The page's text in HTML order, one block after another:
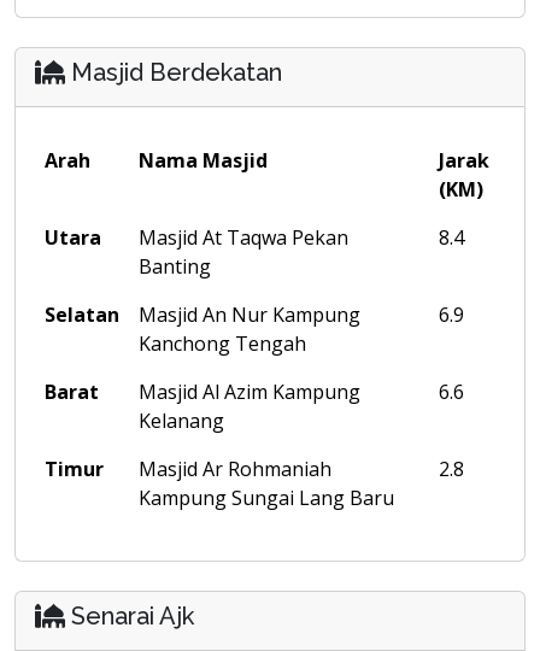
Masjid Berdekatan
Arah Nama Masjid
Jarak
(KM)
Utara
Masjid At Taqwa Pekan
Banting
8.4
Selatan
Masjid An Nur Kampung
Kanchong Tengah
6.9
Barat
Masjid Al Azim Kampung
Kelanang
6.6
Timur
Masjid Ar Rohmaniah
Kampung Sungai Lang Baru
2.8
Senarai Ajk